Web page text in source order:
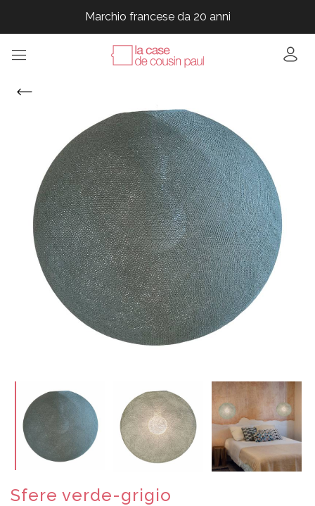
Marchio francese da 20 anni
Marchio francese da 20 anni
Marchio francese da 20 anni
Sfere verde-grigio